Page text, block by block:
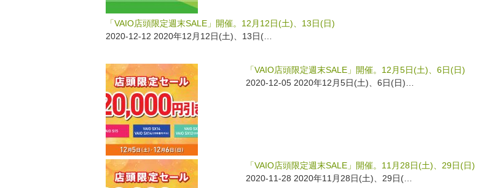
「VAIO店頭限定週末SALE」開催。12月12日(土)、13日(日)
2020-12-12 2020年12月12日(土)、13日(…
「VAIO店頭限定週末SALE」開催。12月5日(土)、6日(日)
2020-12-05 2020年12月5日(土)、6日(日)…
「VAIO店頭限定週末SALE」開催。11月28日(土)、29日(日)
2020-11-28 2020年11月28日(土)、29日(…